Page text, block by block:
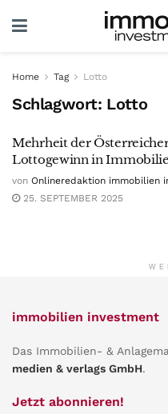
Home Tag Lotto
Schlagwort: Lotto
Mehrheit der
Lottogewinn in
von Onlineredaktion immobilien
25. SEPTEMBER 2025
immobilien investment
Das Immobilien- &
medien & verlags GmbH.
Jetzt abonnieren!